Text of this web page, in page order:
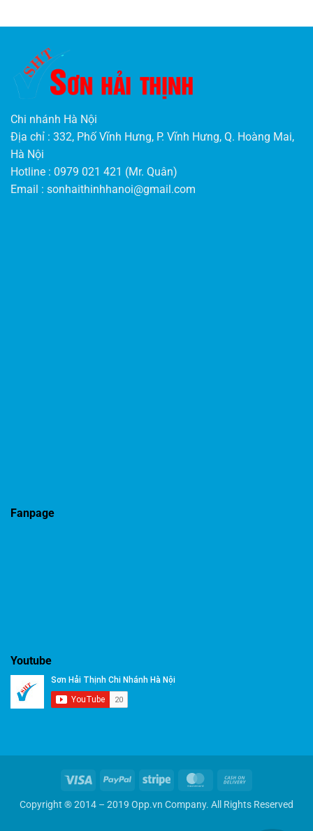
Chi nhánh Hà Nội
Địa chỉ : 332, Phố Vĩnh Hưng, P. Vĩnh Hưng, Q. Hoàng Mai,
Hà Nội
Hotline : 0979 021 421 (Mr. Quân)
Email : sonhaithinhhanoi@gmail.com
Fanpage
Youtube
Visa PayPal Stripe MasterCard
Delivery
Copyright ® 2014 – 2019 Opp.vn Company. All Rights Reserved